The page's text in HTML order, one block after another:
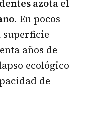
azota el
En pocos
superficie
años de
ecológico
de